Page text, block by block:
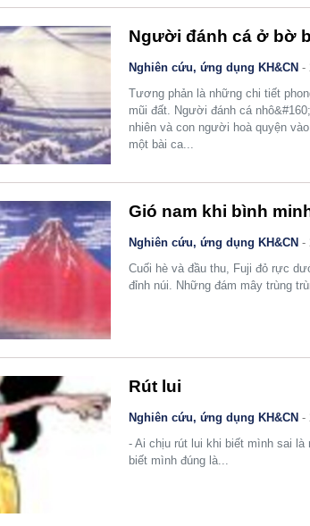
Người đánh cá ở bờ
Nghiên cứu, ứng dụng KH&CN -
Tương phản là những chi tiết
mũi đất. Người đánh cá
nhiên và con người hoà quyện
một bài ca...
Gió nam khi bình
Nghiên cứu, ứng dụng KH&CN -
Cuối hè và đầu thu, Fuji đỏ rực
đỉnh núi. Những đám mây trùng
Rút lui
Nghiên cứu, ứng dụng KH&CN -
- Ai chịu rút lui khi biết mình sai
biết mình đúng là...